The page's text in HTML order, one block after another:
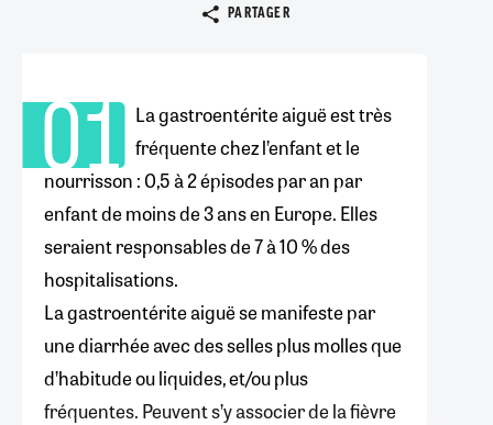
PARTAGER
01
Point
formation
n°1
La gastroentérite aiguë est très
fréquente chez l’enfant et le
nourrisson : 0,5 à 2 épisodes par an par
enfant de moins de 3 ans en Europe. Elles
seraient responsables de 7 à 10 % des
hospitalisations.
La gastroentérite aiguë se manifeste par
une diarrhée avec des selles plus molles que
d’habitude ou liquides, et/ou plus
fréquentes. Peuvent s’y associer de la fièvre